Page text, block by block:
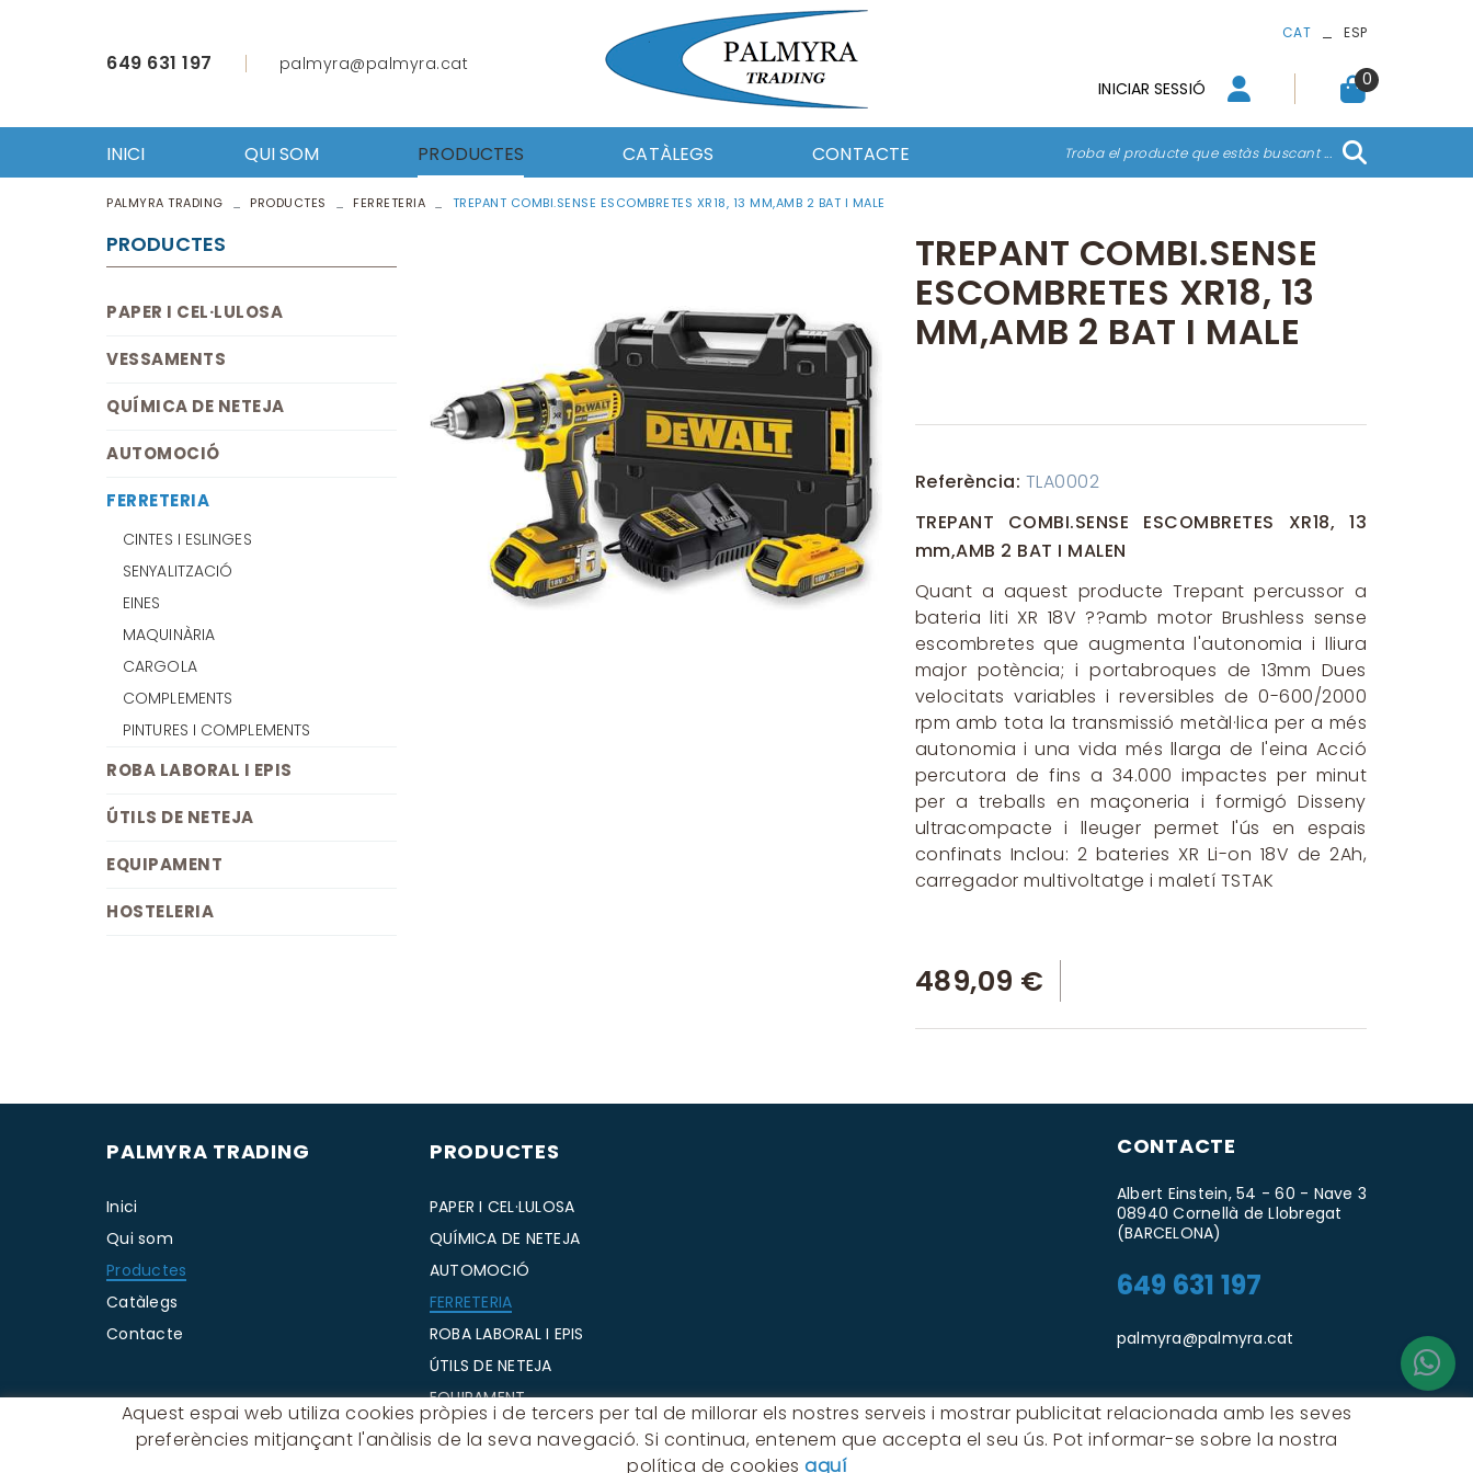
649 631 197 palmyra@palmyra.cat
CAT ESP
INICIAR SESSIÓ 0
INICI QUI SOM PRODUCTES
PAPER I CEL·LULOSA
ROBA LABORAL I EPIS
ÚTILS DE NETEJA
EQUIPAMENT
HOSTELERIA
CATÀLEGS
PAPER I CEL-LULOSA
CATALAG_DOSICO
ROBA LABORAL I EPIS
QUÍMICA DE NETEJA
AUTOMOCIÓ
CONTACTE Troba el producte que estàs buscant ...
PALMYRA TRADING PRODUCTES FERRETERIA TREPANT COMBI.SENSE ESCOMBRETES XR18, 13 MM,AMB 2 BAT I MALE
TREPANT COMBI.SENSE
ESCOMBRETES XR18, 13
MM,AMB 2 BAT I MALE
Referència: TLA0002
TREPANT COMBI.SENSE ESCOMBRETES XR18, 13
mm,AMB 2 BAT I MALEN
Quant a aquest producte Trepant percussor a
bateria liti XR 18V ??amb motor Brushless sense
escombretes que augmenta l'autonomia i lliura
major potència; i portabroques de 13mm Dues
velocitats variables i reversibles de 0-600/2000
rpm amb tota la transmissió metàl·lica per a més
autonomia i una vida més llarga de l'eina Acció
percutora de fins a 34.000 impactes per minut
per a treballs en maçoneria i formigó Disseny
ultracompacte i lleuger permet l'ús en espais
confinats Inclou: 2 bateries XR Li-on 18V de 2Ah,
carregador multivoltatge i maletí TSTAK
489,09 €
PRODUCTES
PAPER I CEL·LULOSA
VESSAMENTS
QUÍMICA DE NETEJA
AUTOMOCIÓ
FERRETERIA
CINTES I ESLINGES
SENYALITZACIÓ
EINES
MAQUINÀRIA
CARGOLA
COMPLEMENTS
PINTURES I COMPLEMENTS
ROBA LABORAL I EPIS
ÚTILS DE NETEJA
EQUIPAMENT
HOSTELERIA
PALMYRA TRADING
Inici
Qui som
Productes
Catàlegs
Contacte
PRODUCTES
PAPER I CEL·LULOSA
QUÍMICA DE NETEJA
AUTOMOCIÓ
FERRETERIA
ROBA LABORAL I EPIS
ÚTILS DE NETEJA
EQUIPAMENT
HOSTELERIA
CONTACTE
Albert Einstein, 54 - 60 - Nave 3
08940 Cornellà de Llobregat
(BARCELONA)
649 631 197
palmyra@palmyra.cat
Aquest espai web utiliza cookies pròpies i de tercers per tal de millorar els nostres serveis i mostrar publicitat relacionada amb les seves
preferències mitjançant l'anàlisis de la seva navegació. Si continua, entenem que accepta el seu ús. Pot informar-se sobre la nostra
política de cookies aquí